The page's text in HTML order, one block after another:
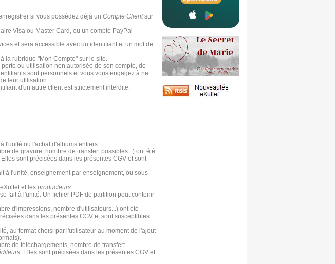
si vous possédez déjà un Compte Clientsur
Visa ou Master Card, ou un compte PayPal
et sera accessible avec un identifiant et un mot de
la rubrique "Mon Compte" sur le site.
ou utilisation non autorisée de son compte, de
sont personnels et vous vous engagez à ne
leur utilisation.
d'un autre client est strictement interdite.
l'unité ou l'achat d'albums entiers
de gravure, nombre de transfert possibles...) ont été
Elles sont précisées dans les présentes CGV et sont
à l'unité, enseignement par enseignement, ou sous
et les producteurs.
fait à l'unité. Un fichier PDF de partition peut contenir
d'impressions, nombre d'utilisateurs...) ont été
dans les présentes CGV et sont susceptibles
au format choisi par l'utilisateur au moment de l'ajout
de téléchargements, nombre de transfert
. Elles sont précisées dans les présentes CGV et